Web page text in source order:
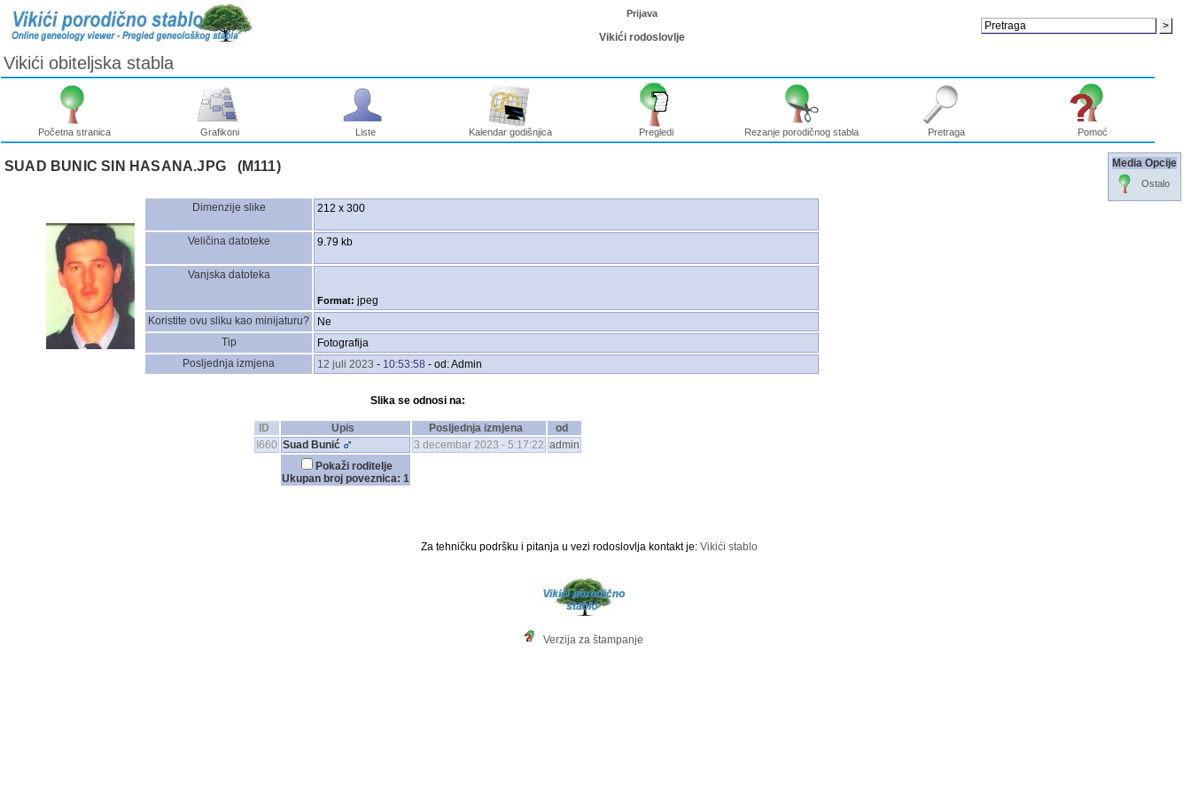
Prijava
Vikići rodoslovlje
Vikići obiteljska stabla
Početna stranica Grafikoni Liste Kalendar godišnjica Pregledi Rezanje porodičnog stabla Pretraga Pomoć
Media Opcije
Ostalo
SUAD BUNIC SIN HASANA.JPG ‎(M111)‎
Dimenzije slike 212 x 300
Veličina datoteke 9.79 kb
Vanjska datoteka
Format: jpeg
Koristite ovu sliku kao minijaturu?
Ne
Tip
Fotografija
Posljednja izmjena
12 juli 2023 - 10:53:58 - od: Admin
Slika se odnosi na:
ID Upis Posljednja izmjena
od
I660 Suad Bunić 3 decembar 2023 - 5:17:22 admin
Pokaži roditelje
Ukupan broj poveznica: 1
Za tehničku podršku i pitanja u vezi rodoslovlja kontakt je:Vikići stablo
Verzija za štampanje